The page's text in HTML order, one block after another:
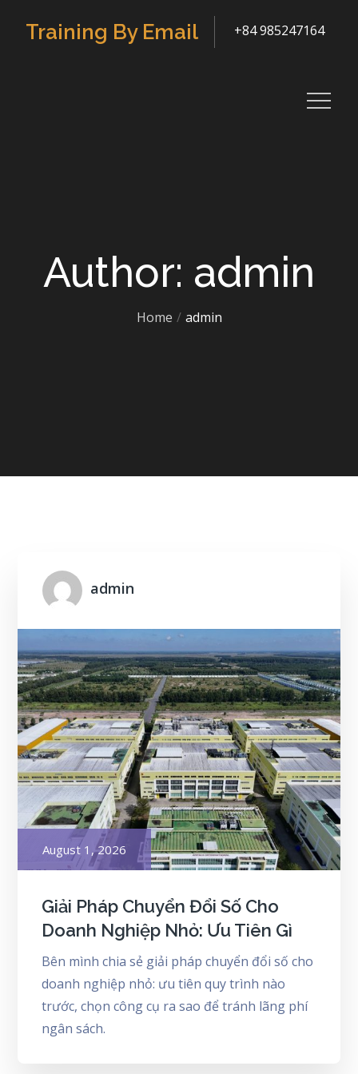
Training By Email +84 985247164
Author: admin
Home admin
admin
Posted
on
August 1, 2026
Giải Pháp Chuyển Đổi Số Cho
Doanh Nghiệp Nhỏ: Ưu Tiên Gì
Bên mình chia sẻ giải pháp chuyển đổi số cho
doanh nghiệp nhỏ: ưu tiên quy trình nào
trước, chọn công cụ ra sao để tránh lãng phí
ngân sách.